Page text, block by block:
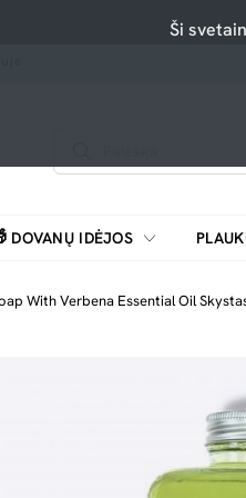
DOVANŲ IDĖJOS
With Verbena Essential Oil
Ši